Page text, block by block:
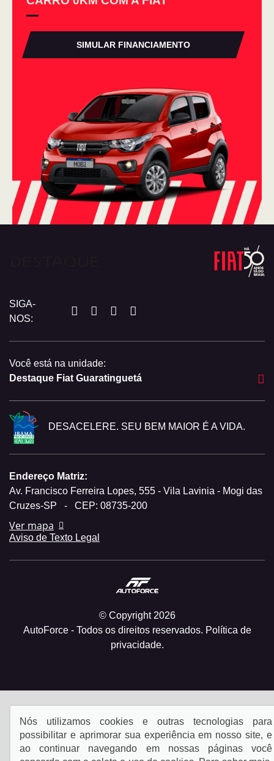
SIMULAR FINANCIAMENTO
SIGA-
NOS:
Você está na unidade:
Destaque Fiat Guaratinguetá
DESACELERE. SEU BEM MAIOR É A VIDA.
Endereço Matriz:
Av. Francisco Ferreira Lopes, 555 - Vila Lavinia - Mogi das
Cruzes-SP
- CEP: 08735-200
Ver mapa
Aviso de Texto Legal
© Copyright 2026
AutoForce - Todos os direitos reservados. Política de
privacidade.
Nós utilizamos cookies e outras tecnologias para
possibilitar e aprimorar sua experiência em nosso site, e
ao continuar navegando em nossas páginas você